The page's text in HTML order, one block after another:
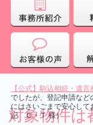
【公式】駒込相続・遺言
でしたが、登記申請など
にはさいごまで安心し
記 Ｃ・Ｔ 様）
対象物件は